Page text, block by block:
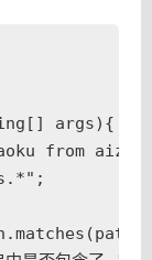
args){
from